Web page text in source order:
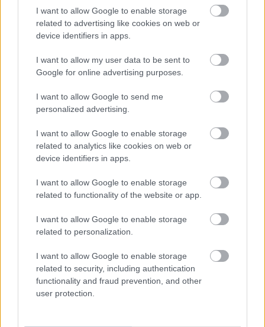
I want to allow Google to enable storage
related to advertising like cookies on web or
device identifiers in apps.
I want to allow my user data to be sent to
Google for online advertising purposes.
I want to allow Google to send me
personalized advertising.
I want to allow Google to enable storage
related to analytics like cookies on web or
device identifiers in apps.
I want to allow Google to enable storage
related to functionality of the website or app.
I want to allow Google to enable storage
related to personalization.
I want to allow Google to enable storage
related to security, including authentication
functionality and fraud prevention, and other
user protection.
Gépkocsi üzemanyag-fogyasztási költség kalkulátor
Névnapi képeslap küldő - hölgyek részére
KISZÁMOLOM!